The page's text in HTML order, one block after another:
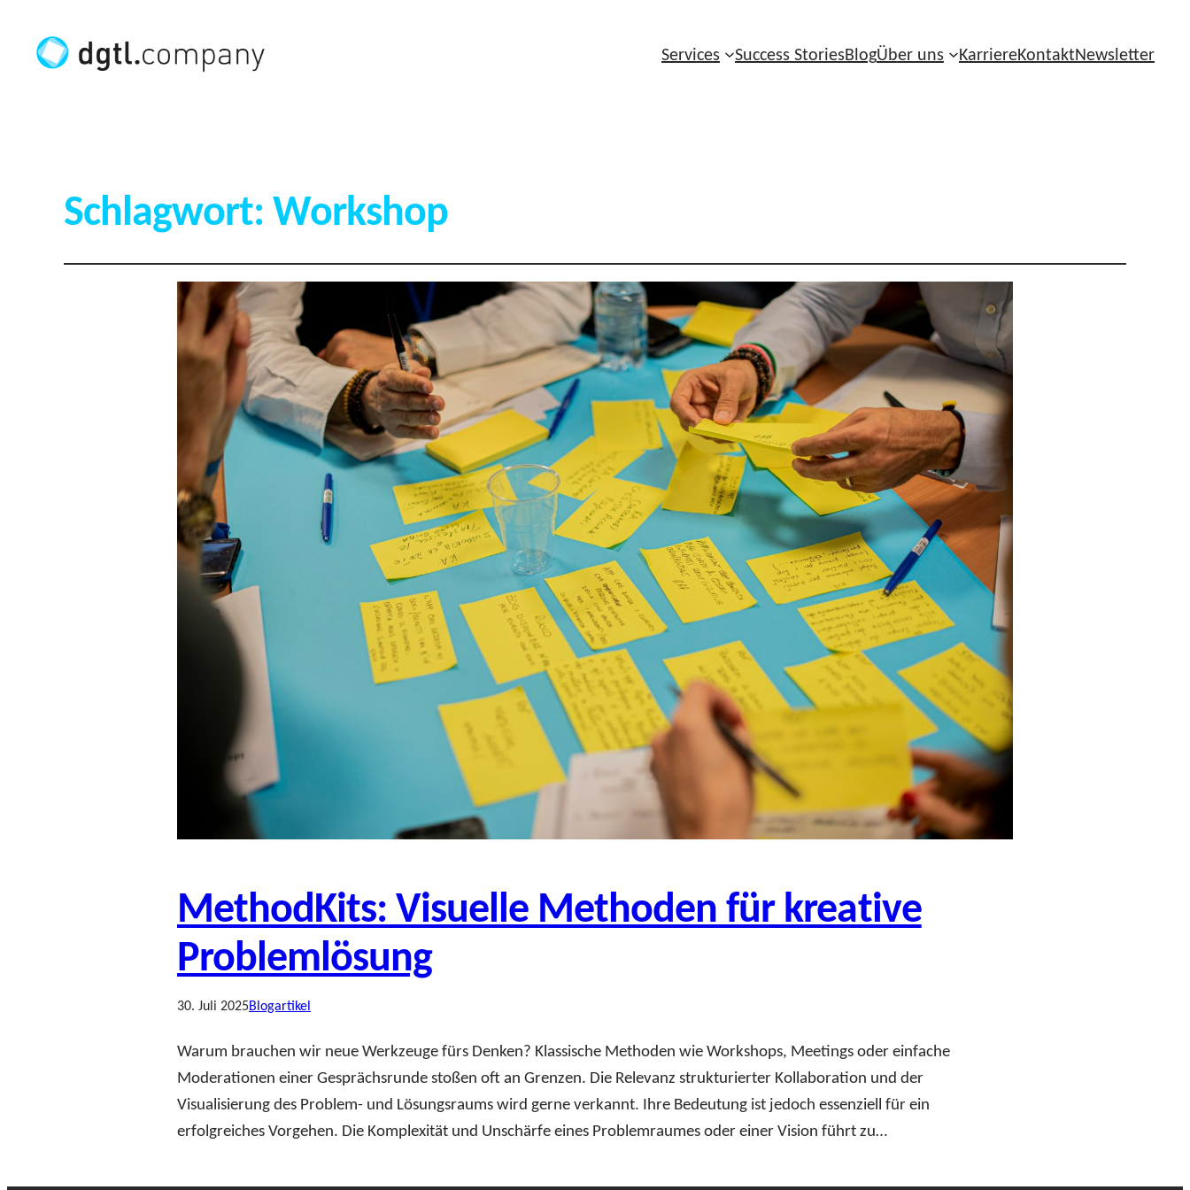
Services Success StoriesBlogÜber uns KarriereKontaktNewsletter
Schlagwort:Workshop
MethodKits: Visuelle Methoden für kreative
Problemlösung
30. Juli 2025Blogartikel
Warum brauchen wir neue Werkzeuge fürs Denken? Klassische Methoden wie Workshops, Meetings oder einfache
Moderationen einer Gesprächsrunde stoßen oft an Grenzen. Die Relevanz strukturierter Kollaboration und der
Visualisierung des Problem- und Lösungsraums wird gerne verkannt. Ihre Bedeutung ist jedoch essenziell für ein
erfolgreiches Vorgehen. Die Komplexität und Unschärfe eines Problemraumes oder einer Vision führt zu…